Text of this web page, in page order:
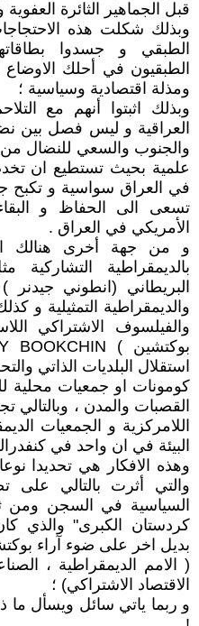
قبل الجماهير الثائرة
وبذلك شكلت هذه
الطبقي و جسدوا
الطبقيون في أحلك الاوضاع
ومذلة اقتصادية وسياسية ؛
وبذلك اثبتوا أنهم مع
العراقية و ليس فصل بين
والجنوب والسعي للنضال
علمية بحيث تستطيع ان
في العراق سواسية و تكبح
تسعى الى الحفاظ و
الأمريكي في العراق .
و من جهة أخرى هنالك
بالديمقراطية
البريطاني (انطوني
والديمقراطية التمثيلية و
والفيلسوف الاشتراكي
استقلال البلديات الذاتي
كومونات او جمعيات محلية
القصبات والمدن ، وبالتالي
اللامركزية و الجمعيات
البيئة في ان واحد في
وهذه الافكار هي تحديدا
والتي أثرت بالتالي على
السياسية في السجن
كردستان الكبرى" والذي
بديل اخر على ضوء آراء
( الامم الديمقراطية ،
الاقتصاد الاشتراكي) ؛
و ربما ياتي سائل ويسأل ما